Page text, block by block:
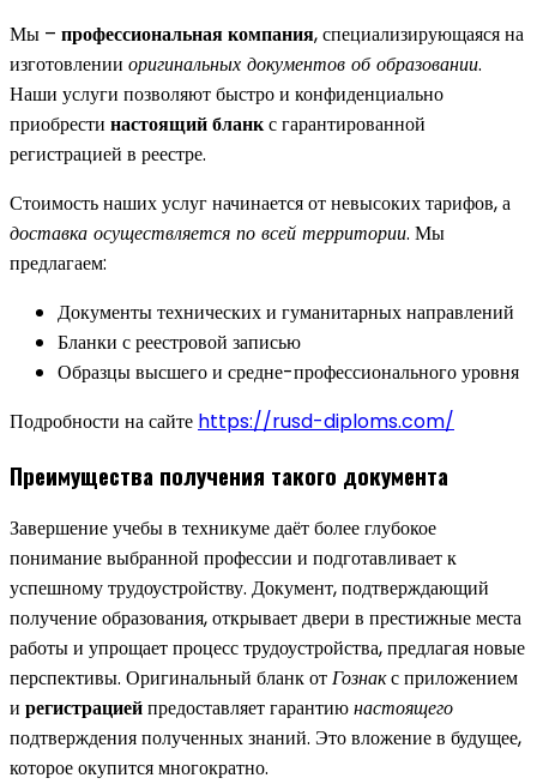
Мы – профессиональная компания, специализирующаяся на
изготовлении оригинальных документов об образовании.
Наши услуги позволяют быстро и конфиденциально
приобрести настоящий бланкс гарантированной
регистрацией в реестре.
Стоимость наших услуг начинается от невысоких тарифов, а
доставка осуществляется по всей территории. Мы
предлагаем:
Документы технических и гуманитарных направлений
Бланки с реестровой записью
Образцы высшего и средне-профессионального уровня
Подробности на сайте https://rusd-diploms.com/
Преимущества получения такого документа
Завершение учебы в техникуме даёт более глубокое
понимание выбранной профессии и подготавливает к
успешному трудоустройству. Документ, подтверждающий
получение образования, открывает двери в престижные места
работы и упрощает процесс трудоустройства, предлагая новые
перспективы. Оригинальный бланк отГознакс приложением
и регистрациейпредоставляет гарантиюнастоящего
подтверждения полученных знаний. Это вложение в будущее,
которое окупится многократно.